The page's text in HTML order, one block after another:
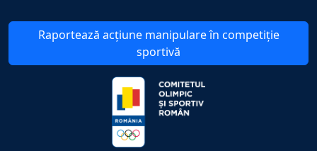
Raportează acțiune manipulare în competiție
sportivă